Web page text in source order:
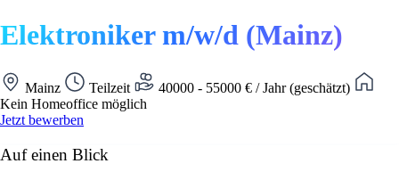
Elektroniker m/w/d (Mainz)
Mainz Teilzeit
40000 - 55000 € / Jahr (geschätzt)
Kein Homeoffice möglich
Jetzt bewerben
Auf einen Blick